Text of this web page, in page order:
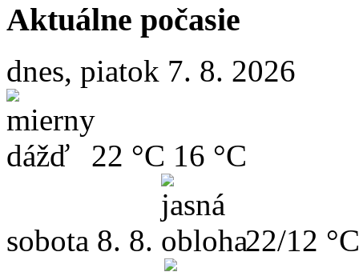
Aktuálne počasie
dnes, piatok 7. 8. 2026
22 °C 16 °C
sobota 8. 8. 22/12 °C